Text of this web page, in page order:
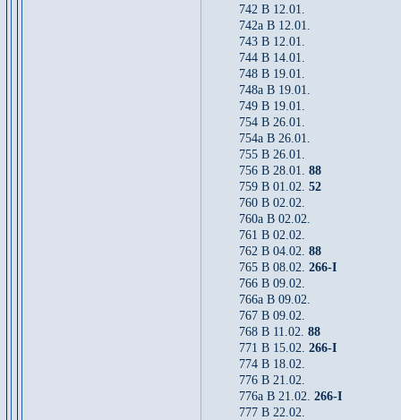
742 B 12.01.
742a B 12.01.
743 B 12.01.
744 B 14.01.
748 B 19.01.
748a B 19.01.
749 B 19.01.
754 B 26.01.
754a B 26.01.
755 B 26.01.
756 B 28.01. 88
759 B 01.02. 52
760 B 02.02.
760a B 02.02.
761 B 02.02.
762 B 04.02. 88
765 B 08.02. 266-I
766 B 09.02.
766a B 09.02.
767 B 09.02.
768 B 11.02. 88
771 B 15.02. 266-I
774 B 18.02.
776 B 21.02.
776a B 21.02. 266-I
777 B 22.02.